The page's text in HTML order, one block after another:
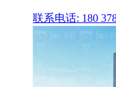
联系电话: 180